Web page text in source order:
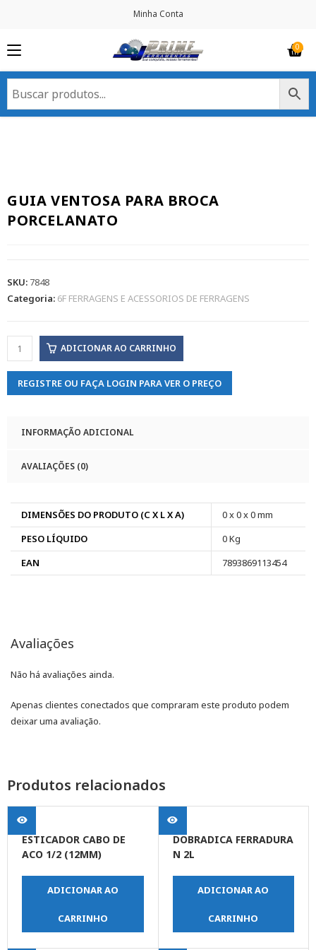
Minha Conta
GUIA VENTOSA PARA BROCA
PORCELANATO
SKU: 7848
Categoria: 6F FERRAGENS E ACESSORIOS DE FERRAGENS
ADICIONAR AO CARRINHO
REGISTRE OU FAÇA LOGIN PARA VER O PREÇO
INFORMAÇÃO ADICIONAL
AVALIAÇÕES (0)
DIMENSÕES DO PRODUTO (C X L X A)
0 x 0 x 0 mm
PESO LÍQUIDO
0 Kg
EAN
7893869113454
Avaliações
Não há avaliações ainda.
Apenas clientes conectados que compraram este produto podem
deixar uma avaliação.
Produtos relacionados
ESTICADOR CABO DE
ACO 1/2 (12MM)
ADICIONAR AO
CARRINHO
DOBRADICA FERRADURA
N 2L
ADICIONAR AO
CARRINHO